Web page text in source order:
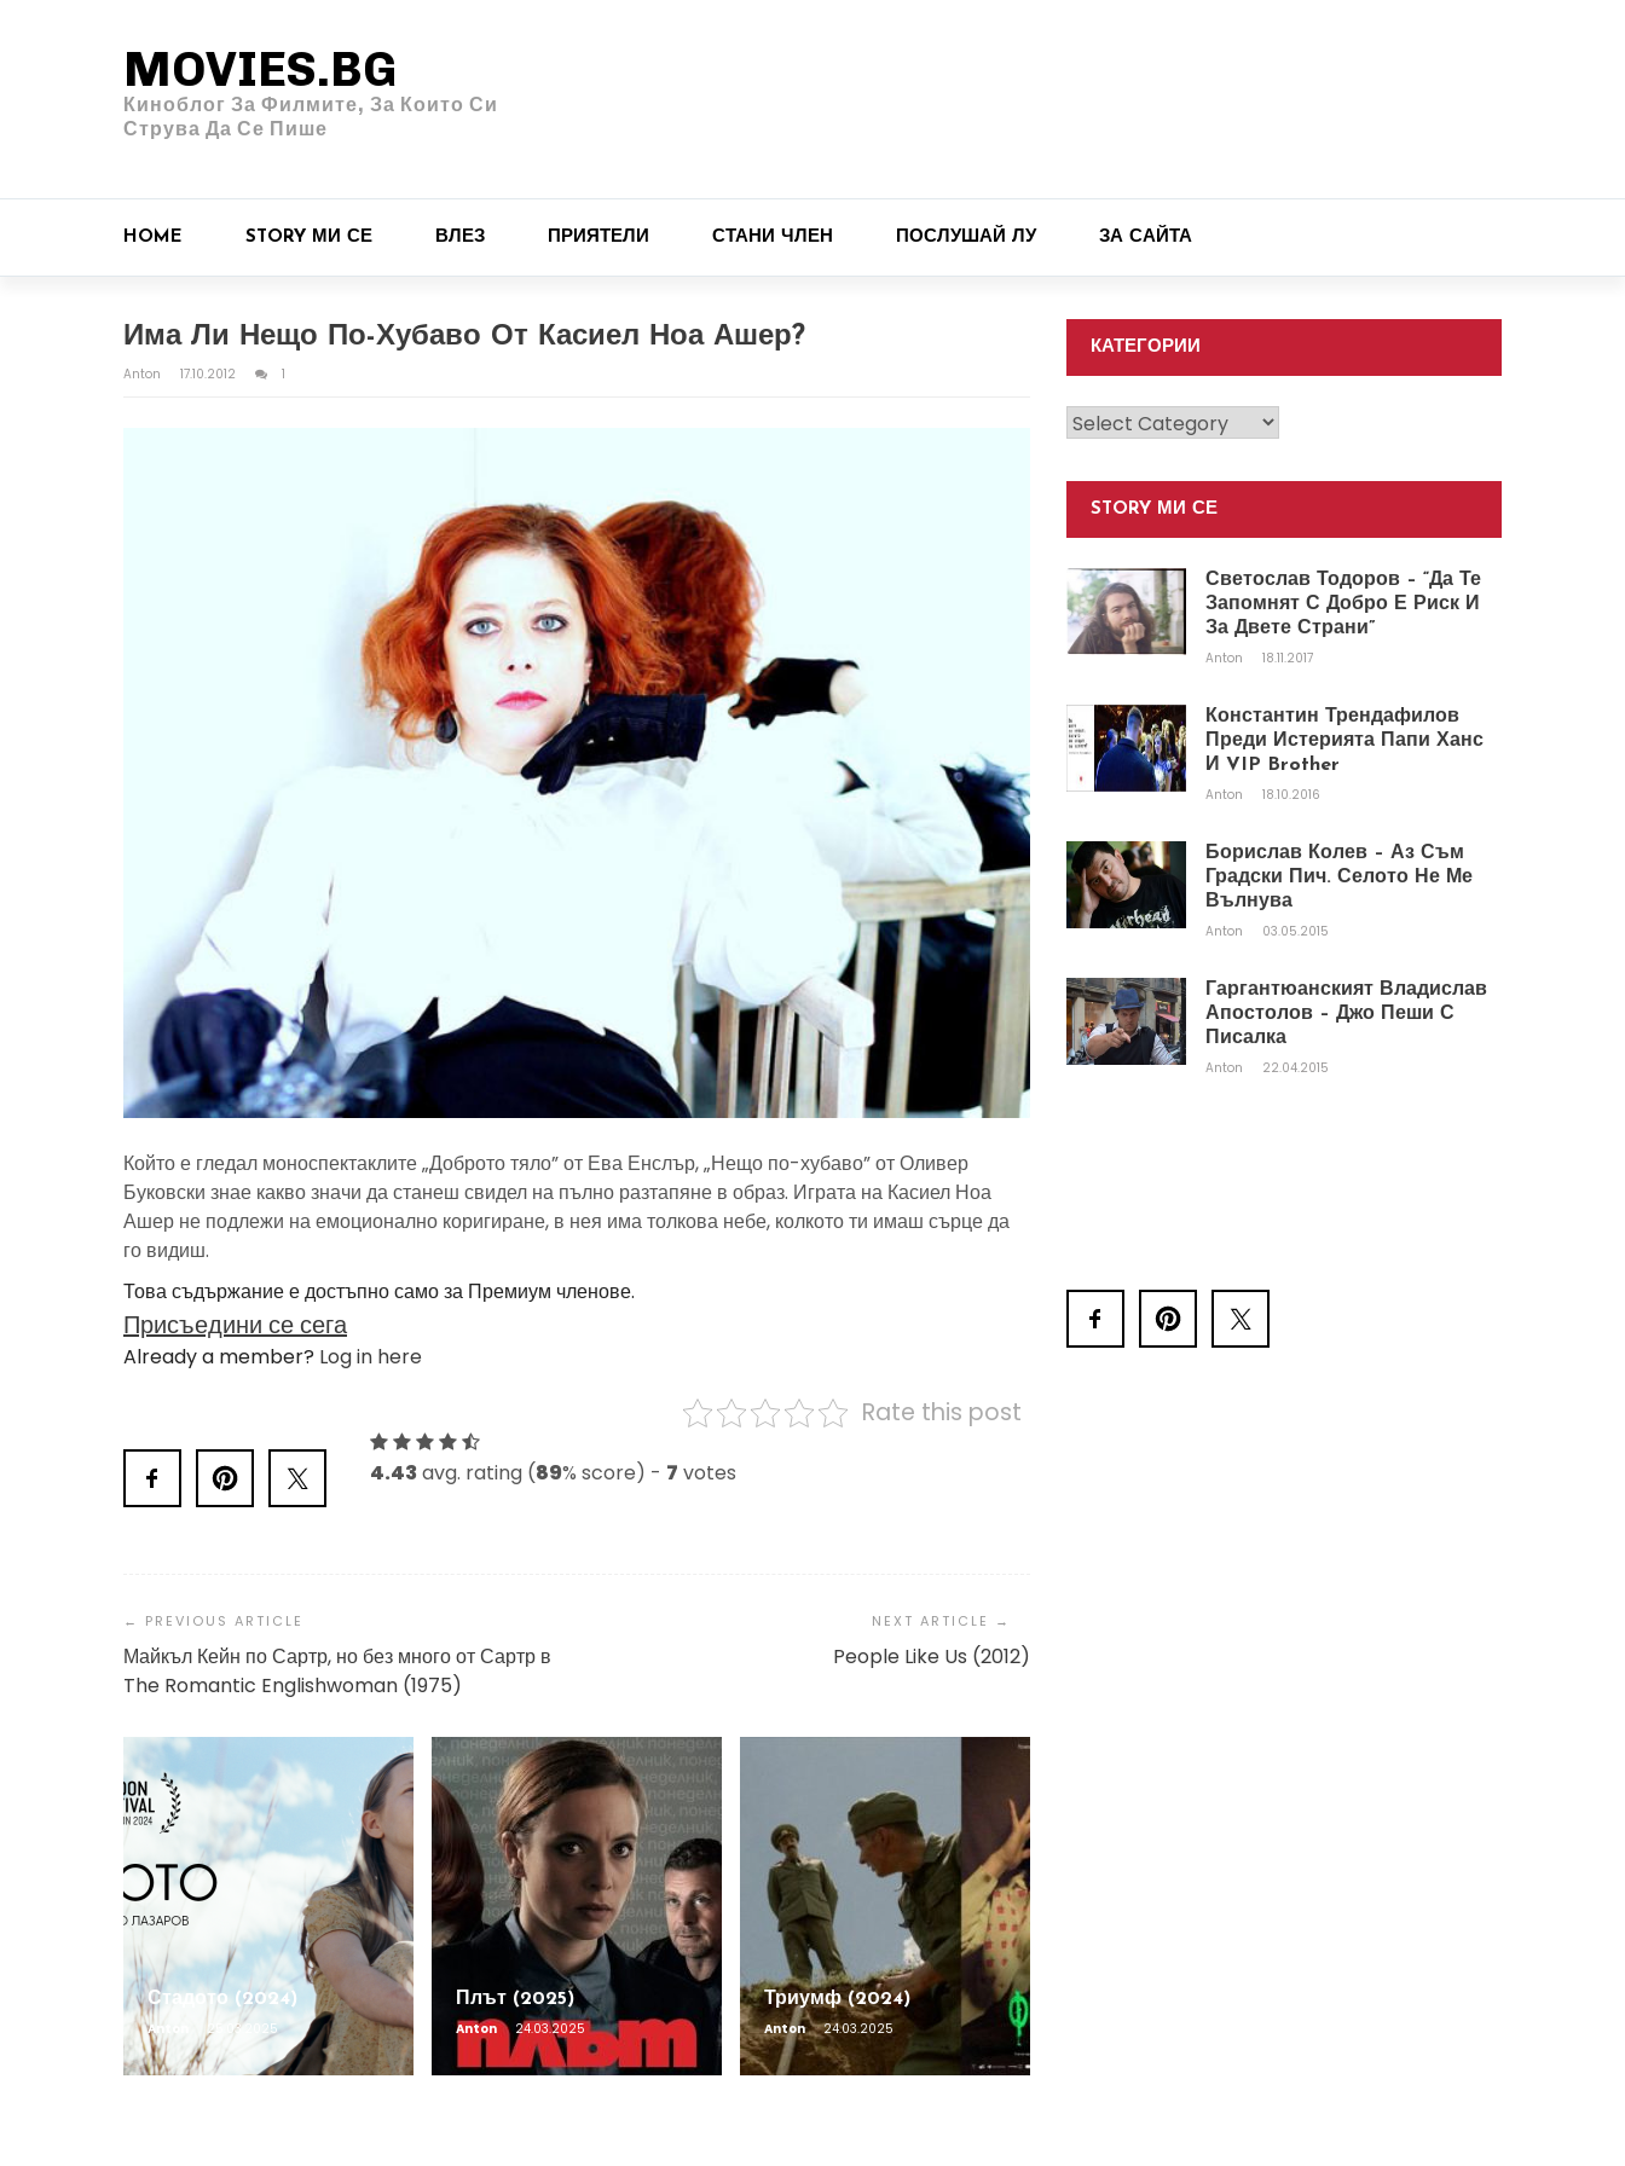
MOVIES.BG
Киноблог За Филмите, За Които Си
Струва Да Се Пише
HOME STORY МИ СЕ ВЛЕЗ ПРИЯТЕЛИ СТАНИ ЧЛЕН ПОСЛУШАЙ ЛУ ЗА САЙТА
Има Ли Нещо По-Хубаво От Касиел Ноа Ашер?
Anton 17.10.2012 1
Който е гледал моноспектаклите „Доброто тяло” от Ева Енслър, „Нещо по-хубаво” от Оливер
Буковски знае какво значи да станеш свидел на пълно разтапяне в образ. Играта на Касиел Ноа
Ашер не подлежи на емоционално коригиране, в нея има толкова небе, колкото ти имаш сърце да
го видиш.
Това съдържание е достъпно само за Премиум членове.
Присъедини се сега
Already a member? Log in here
Rate this post
4.43avg. rating (89% score) - 7 votes
Navigation
Майкъл Кейн по Сартр, но без много от Сартр в
The Romantic Englishwoman (1975)
People Like Us (2012)
Стадото (2024)
Anton 25.03.2025
Плът (2025)
Anton 24.03.2025
Триумф (2024)
Anton 24.03.2025
КАТЕГОРИИ
Категории
STORY МИ СЕ
Светослав Тодоров – “Да Те
Запомнят С Добро Е Риск И
За Двете Страни”
Anton 18.11.2017
Константин Трендафилов
Преди Истерията Папи Ханс
И VIP Brother
Anton 18.10.2016
Борислав Колев – Аз Съм
Градски Пич. Селото Не Ме
Вълнува
Anton 03.05.2015
Гаргантюанският Владислав
Апостолов – Джо Пеши С
Писалка
Anton 22.04.2015